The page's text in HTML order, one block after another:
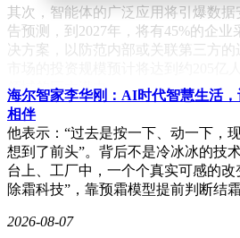
其次，智能体的广泛应用将引爆数
告预测，到2027年，将有45%的企
决方案，以防范内部或关联第三方
领域的巨大潜力。
最后，AI应用的普及将带动全栈安全
自身的安全、场景安全、应用安全、
安全等多个方面，这些领域将成为网
点。
随着数字化和智能化进程的加速推进
海尔智家李华刚：AI时代智慧生活
相伴
他表示：“过去是按一下、动一下，
想到了前头”。背后不是冷冰冰的技
台上、工厂中，一个个真实可感的
除霜科技”，靠预霜模型提前判断结
2026-08-07